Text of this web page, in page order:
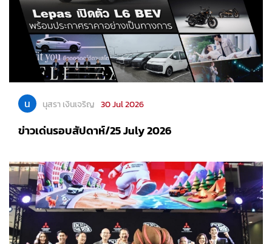
น นุสรา เงินเจริญ 30 Jul 2026
ข่าวเด่นรอบสัปดาห์/25 July 2026